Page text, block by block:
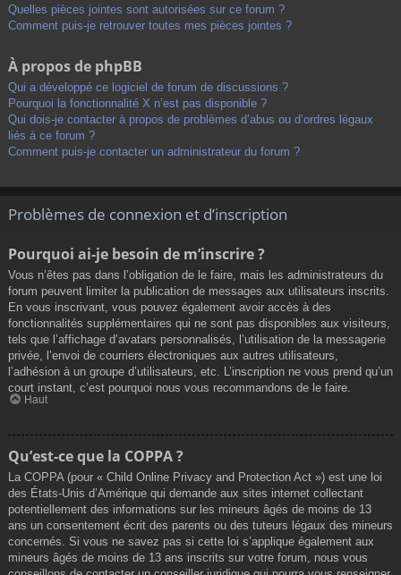
Quelles pièces jointes sont autorisées sur ce forum ?
Comment puis-je retrouver toutes mes pièces jointes ?
À propos de phpBB
Qui a développé ce logiciel de forum de discussions ?
Pourquoi la fonctionnalité X n’est pas disponible ?
Qui dois-je contacter à propos de problèmes d’abus ou d’ordres légaux
liés à ce forum ?
Comment puis-je contacter un administrateur du forum ?
Problèmes de connexion et d’inscription
Pourquoi ai-je besoin de m’inscrire ?
Vous n’êtes pas dans l’obligation de le faire, mais les administrateurs du
forum peuvent limiter la publication de messages aux utilisateurs inscrits.
En vous inscrivant, vous pouvez également avoir accès à des
fonctionnalités supplémentaires qui ne sont pas disponibles aux visiteurs,
tels que l’affichage d’avatars personnalisés, l’utilisation de la messagerie
privée, l’envoi de courriers électroniques aux autres utilisateurs,
l’adhésion à un groupe d’utilisateurs, etc. L’inscription ne vous prend qu’un
court instant, c’est pourquoi nous vous recommandons de le faire.
Haut
Qu’est-ce que la COPPA ?
La COPPA (pour « Child Online Privacy and Protection Act ») est une loi
des États-Unis d’Amérique qui demande aux sites internet collectant
potentiellement des informations sur les mineurs âgés de moins de 13
ans un consentement écrit des parents ou des tuteurs légaux des mineurs
concernés. Si vous ne savez pas si cette loi s’applique également aux
mineurs âgés de moins de 13 ans inscrits sur votre forum, nous vous